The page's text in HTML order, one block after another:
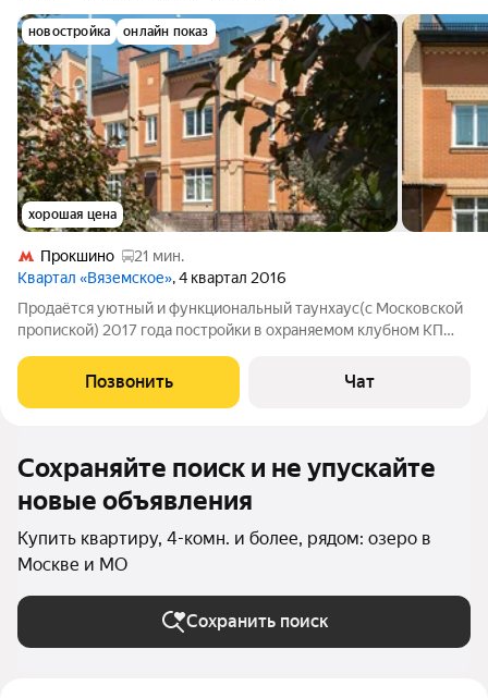
новостройка онлайн показ
хорошая цена
Прокшино
21 мин.
Квартал «Вяземское», 4 квартал 2016
Продаётся уютный и функциональный таунхаус(с Московской
пропиской) 2017 года постройки в охраняемом клубном КП
Индивидуальная придомовая территория, оригинальная
архитектура малоэтажной застройки
Позвонить Чат
Сохраняйте поиск и не упускайте
новые объявления
Купить квартиру, 4-комн. и более, рядом: озеро в
Москве и МО
Сохранить поиск